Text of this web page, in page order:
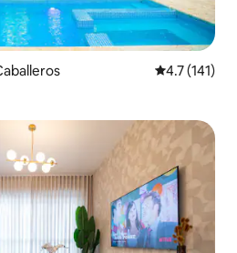
平均评分 4.7
4.7 (141)